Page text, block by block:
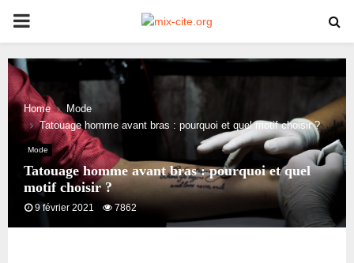
PRIMARY
MENU
Home
Mode
Tatouage homme avant bras : pourquoi et quel motif choisir ?
Mode
Tatouage homme avant bras : pourquoi et quel
motif choisir ?
9 février 2021 7862